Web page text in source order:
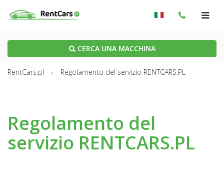
CERCA UNA MACCHINA
RentCars.pl Regolamento del servizio RENTCARS.PL
Regolamento del
servizio RENTCARS.PL